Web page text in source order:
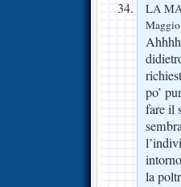
LA
po’
fare il
la